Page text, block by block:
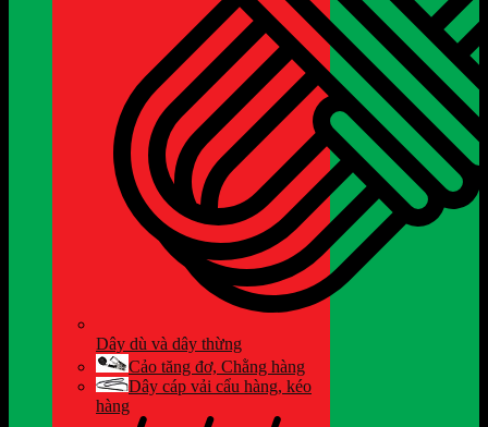
Dây dù và dây thừng
Cảo tăng đơ, Chằng hàng
Dây cáp vải cẩu hàng, kéo
hàng